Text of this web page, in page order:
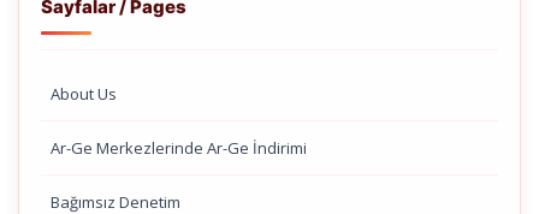
Sayfalar / Pages
About Us
Ar-Ge Merkezlerinde Ar-Ge İndirimi
Bağımsız Denetim